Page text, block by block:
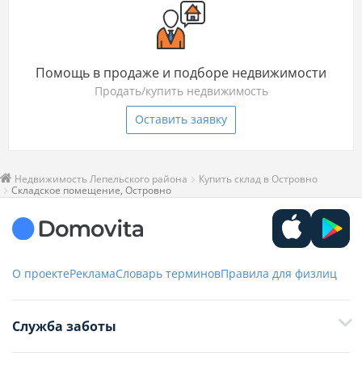
Помощь в продаже и подборе недвижимости
Продать/купить недвижимость
Оставить заявку
Недвижимость Лепельского района
Купить склад в Островно
Складское помещение, Островно
О проектеРекламаСловарь терминовПравила для физлиц
Служба заботы
+375 29 376-13-70